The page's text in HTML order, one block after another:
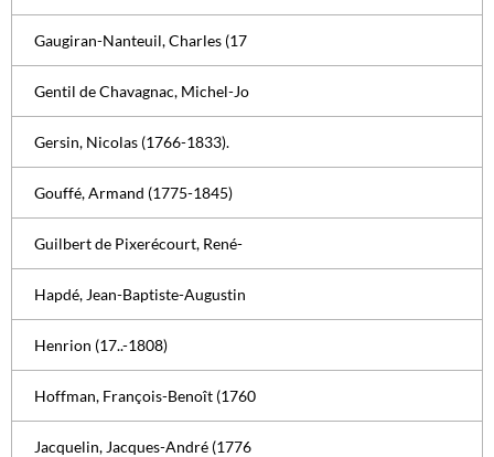
Gaugiran-Nanteuil, Charles (17
Gentil de Chavagnac, Michel-Jo
Gersin, Nicolas (1766-1833).
Gouffé, Armand (1775-1845)
Guilbert de Pixerécourt, René-
Hapdé, Jean-Baptiste-Augustin
Henrion (17..-1808)
Hoffman, François-Benoît (1760
Jacquelin, Jacques-André (1776